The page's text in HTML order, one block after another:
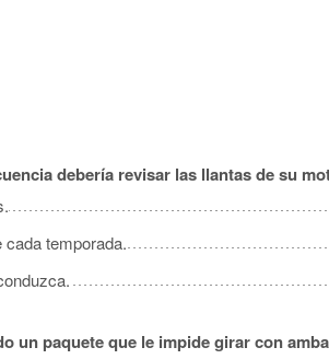
debería revisar las llantas de su
temporada.
un paquete que le impide girar con